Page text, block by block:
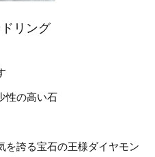
リング
性の高い石
を誇る宝石の王様ダイヤモン